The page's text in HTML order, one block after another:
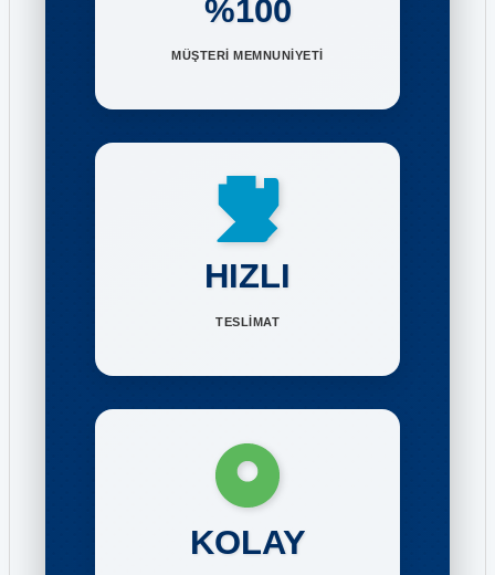
%100
MÜŞTERİ MEMNUNİYETİ
HIZLI
TESLİMAT
KOLAY